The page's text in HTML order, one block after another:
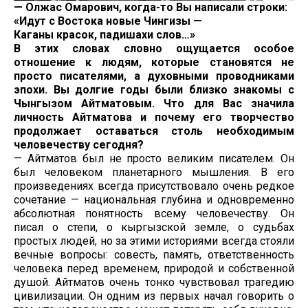
— Олжас Омарович, когда-то Вы написали строки:
«Идут с Востока новые Чингизы —
Каганы красок, падишахи слов…»
В этих словах словно ощущается особое
отношение к людям, которые становятся не
просто писателями, а духовными проводниками
эпохи. Вы долгие годы были близко знакомы с
Чынгызом Айтматовым. Что для Вас значила
личность Айтматова и почему его творчество
продолжает оставаться столь необходимым
человечеству сегодня?
— Айтматов был не просто великим писателем. Он
был человеком планетарного мышления. В его
произведениях всегда присутствовало очень редкое
сочетание — национальная глубина и одновременно
абсолютная понятность всему человечеству. Он
писал о степи, о кыргызской земле, о судьбах
простых людей, но за этими историями всегда стояли
вечные вопросы: совесть, память, ответственность
человека перед временем, природой и собственной
душой. Айтматов очень тонко чувствовал трагедию
цивилизации. Он одним из первых начал говорить о